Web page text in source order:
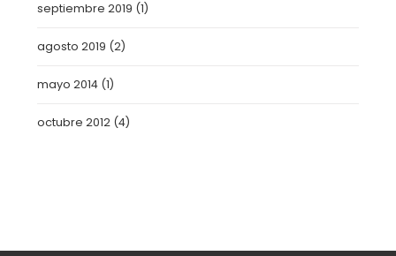
septiembre 2019 (1)
agosto 2019 (2)
mayo 2014 (1)
octubre 2012 (4)